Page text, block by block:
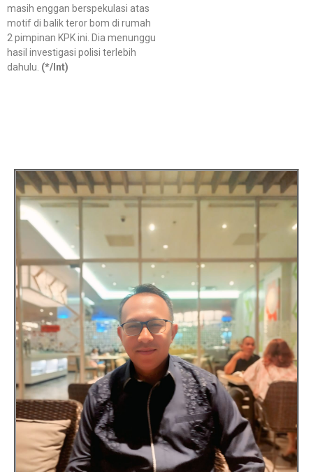
masih enggan berspekulasi atas
motif di balik teror bom di rumah
2 pimpinan KPK ini. Dia menunggu
hasil investigasi polisi terlebih
dahulu. (*/Int)